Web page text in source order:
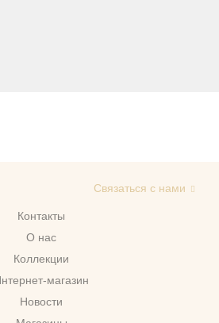
Контакты
О нас
Коллекции
магазин
Новости
Связаться с нами